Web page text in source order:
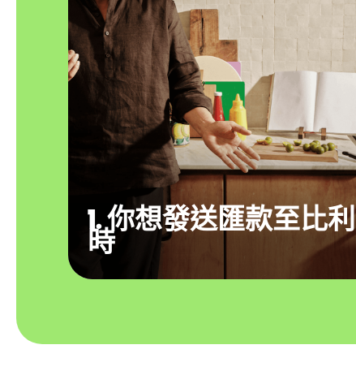
1. 你想發送匯款至比利
時